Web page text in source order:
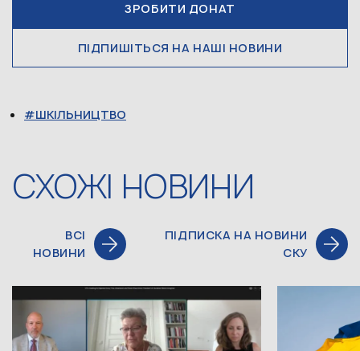
ЗРОБИТИ ДОНАТ
ПІДПИШІТЬСЯ НА НАШІ НОВИНИ
ШКІЛЬНИЦТВО
СХОЖІ НОВИНИ
ВСІ
НОВИНИ
ПІДПИСКА НА НОВИНИ
СКУ